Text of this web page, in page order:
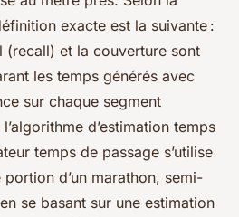
exacte est la suivante :
(recall) et la couverture sont
les temps générés avec
sur chaque segment
d’estimation temps
temps de passage s’utilise
d’un marathon, semi-
se basant sur une estimation